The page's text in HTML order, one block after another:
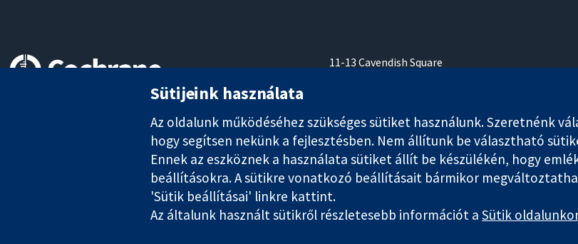
11-13 Cavendish Square
The Cochrane Collaboration is a charity (no. 1045921) and a company limited by guarantee (no. 03044323) registered in
Honlap szabályok és feltételek|
Sütijeink használata
Az oldalunk működéséhez szükséges sütiket használunk. Szeretnénk
hogy segítsen nekünk a fejlesztésben. Nem állítunk be választható
Ennek az eszköznek a használata sütiket állít be készülékén, hogy
beállításokra. A sütikre vonatkozó beállításait bármikor
'Sütik beállításai' linkre kattint.
Az általunk használt sütikről részletesebb információt aSütik